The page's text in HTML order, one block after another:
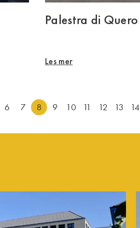
Palestra di Quero
Les mer
6 7 8 9 10 11 12 13 14